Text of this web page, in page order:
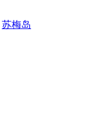
苏梅岛